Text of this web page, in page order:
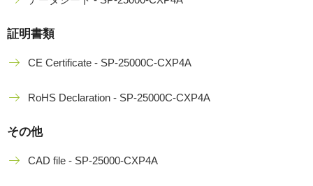
証明書類
CE Certificate - SP-25000C-CXP4A
RoHS Declaration - SP-25000C-CXP4A
その他
CAD file - SP-25000-CXP4A